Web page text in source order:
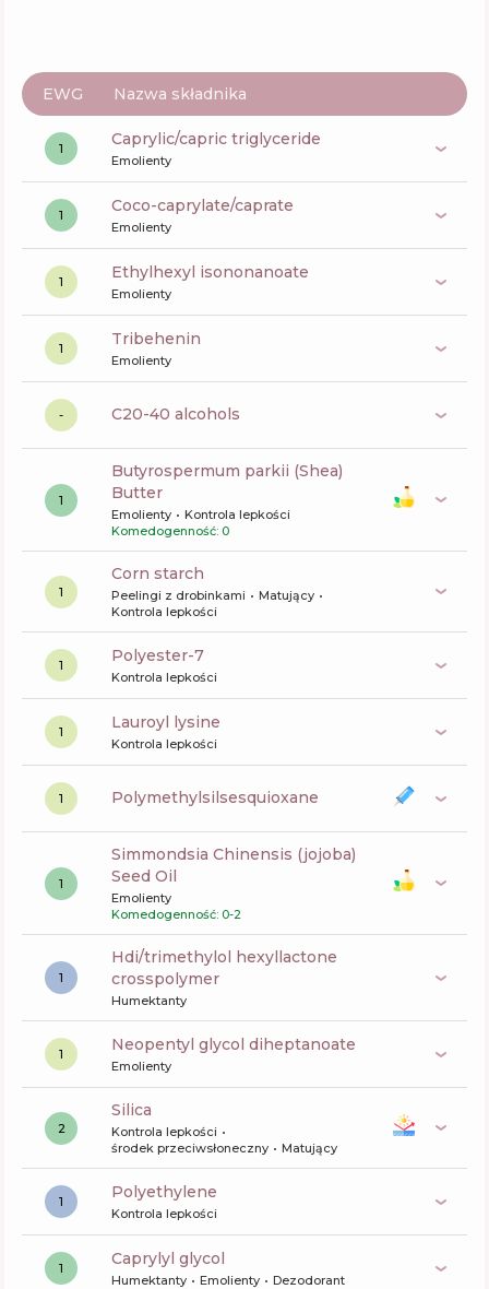
EWG Nazwa składnika
1 caprylic/capric triglyceride
Emolienty
1 coco-caprylate/caprate
Emolienty
1 ethylhexyl isononanoate
Emolienty
1 tribehenin
Emolienty
- c20-40 alcohols
1
butyrospermum parkii (Shea)
Butter
Emolienty
Kontrola lepkości
Komedogenność: 0
1
corn starch
Peelingi z drobinkami
Matujący
Kontrola lepkości
1 polyester-7
Kontrola lepkości
1 lauroyl lysine
Kontrola lepkości
1 polymethylsilsesquioxane
1
Simmondsia Chinensis (jojoba)
Seed Oil
Emolienty
Komedogenność: 0-2
1
hdi/trimethylol hexyllactone
crosspolymer
Humektanty
1 neopentyl glycol diheptanoate
Emolienty
2
silica
Kontrola lepkości
środek przeciwsłoneczny
Matujący
1 polyethylene
Kontrola lepkości
1 caprylyl glycol
Humektanty Emolienty Dezodorant